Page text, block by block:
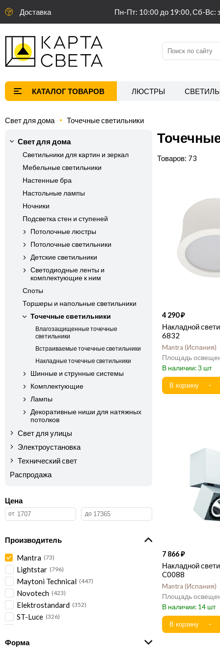
Доставка Пн-Пт: 10:00 до 19:00, Сб-Вс:
ЛЮСТРЫ
Свет для дома Точечные светильники
Свет для дома
Светильники для картин и зеркал
Мебельные светильники
Настенные бра
Настольные лампы
Ночники
Подсветка стен и ступеней
Потолочные люстры
Потолочные светильники
Детские светильники
Светодиодные ленты и
комплектующие к ним
Споты
Торшеры и напольные светильники
Точечные светильники
Влагозащищенные точечные
светильники
Встраиваемые точечные светильники
Накладные точечные светильники
Шинные и струнные системы
Комплектующие
Лампы
Декоративные ниши для натяжных
потолков
Свет для улицы
Электроустановка
Технический свет
Распродажа
Цена
Производитель
Mantra 73
Lightstar 796
Maytoni Technical 447
Novotech 423
Elektrostandard 352
ST-Luce 326
ARTE Lamp
Форма
73
4 290
Накладной
6832
Mantra Испания
3
7 866
Накладной
C0088
Mantra Испания
14